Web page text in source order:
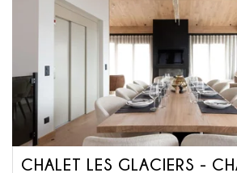
CHALET LES GLACIERS -